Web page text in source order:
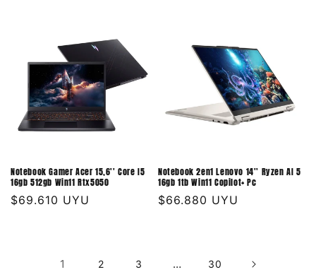
Notebook Gamer Acer 15,6'' Core I5
16gb 512gb Win11 Rtx5050
Precio
$69.610 UYU
Notebook 2en1 Lenovo 14'' Ryzen AI 5
16gb 1tb Win11 Copilot+ Pc
Precio
$66.880 UYU
1 2 3 … 30